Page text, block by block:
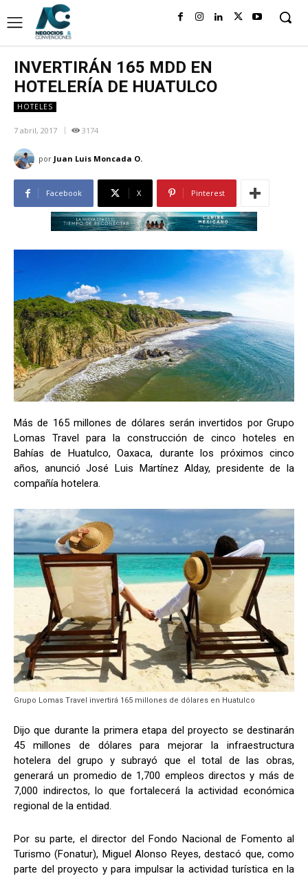
INVERTIRÁN 165 MDD EN
HOTELERÍA DE HUATULCO
HOTELES
7 abril, 2017 3174
por Juan Luis Moncada O.
Facebook X Pinterest
Más de 165 millones de dólares serán invertidos por Grupo
Lomas Travel para la construcción de cinco hoteles en
Bahías de Huatulco, Oaxaca, durante los próximos cinco
años, anunció José Luis Martínez Alday, presidente de la
compañía hotelera.
Grupo Lomas Travel invertirá 165 millones de dólares en Huatulco
Dijo que durante la primera etapa del proyecto se destinarán
45 millones de dólares para mejorar la infraestructura
hotelera del grupo y subrayó que el total de las obras,
generará un promedio de 1,700 empleos directos y más de
7,000 indirectos, lo que fortalecerá la actividad económica
regional de la entidad.
Por su parte, el director del Fondo Nacional de Fomento al
Turismo (Fonatur), Miguel Alonso Reyes, destacó que, como
parte del proyecto y para impulsar la actividad turística en la